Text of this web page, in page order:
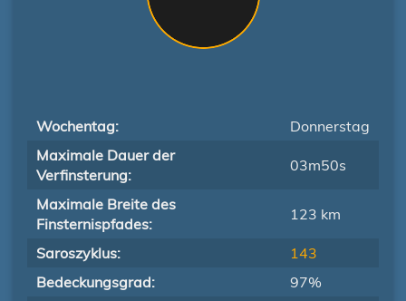
Wochentag:
Donnerstag
Maximale Dauer der
Verfinsterung:
03m50s
Maximale Breite des
Finsternispfades:
123 km
Saroszyklus:
143
Bedeckungsgrad:
97%